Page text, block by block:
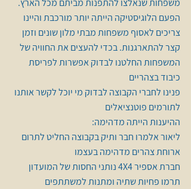
משפחות שנאלצו להתפנות מביתם מכל הארץ.
הפעם הלוגיסטיקה הייתה יותר מורכבת והיינו
צריכים לאסוף משפחות מבתי מלון שונים וזמן
קצר להתארגנות. בכדי להעצים את החוויה של
המשפחות החלטנו לבדוק אפשרות לפריסת
כיבוד בצהריים
פנינו לחברי הקבוצה לבדוק מי יוכל לקשר אותנו
לתורמים פוטנציאלים
ההיענות הייתה מדהימה:
ליאור אלמרו חבר ותיק בקבוצה החליט לתרום
ארוחת צהרים מדהימה בעצמו
חברת אספיר 4X4 נותני החסות של המועדון
תרמו פחיות שתיה ומתנות למשתתפים